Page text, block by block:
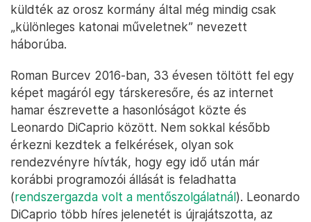
küldték az orosz kormány által még mindig csak
„különleges katonai műveletnek” nevezett
háborúba.
Roman Burcev 2016-ban, 33 évesen töltött fel egy
képet magáról egy társkeresőre, és az internet
hamar észrevette a hasonlóságot közte és
Leonardo DiCaprio között. Nem sokkal később
érkezni kezdtek a felkérések, olyan sok
rendezvényre hívták, hogy egy idő után már
korábbi programozói állását is feladhatta
(rendszergazda volt a mentőszolgálatnál). Leonardo
DiCaprio több híres jelenetét is újrajátszotta, az